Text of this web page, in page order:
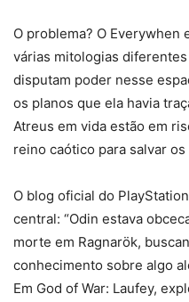
O problema? O Everywhen
várias mitologias
disputam poder nesse
os planos que ela havia
Atreus em vida estão em
reino caótico para salvar
O blog oficial do
central: “Odin estava
morte em Ragnarök,
conhecimento sobre algo
Em God of War: Laufey,